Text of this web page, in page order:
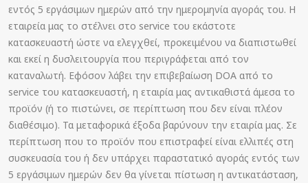
εντός 5 εργάσιμων ημερών από την ημερομηνία αγοράς του. Η
εταιρεία μας το στέλνει στο service του εκάστοτε
κατασκευαστή ώστε να ελεγχθεί, προκειμένου να διαπιστωθεί
και εκεί η δυσλειτουργία που περιγράφεται από τον
καταναλωτή. Εφόσον λάβει την επιβεβαίωση DOA από το
service του κατασκευαστή, η εταιρία μας αντικαθιστά άμεσα το
προϊόν (ή το πιστώνει, σε περίπτωση που δεν είναι πλέον
διαθέσιμο). Τα μεταφορικά έξοδα βαρύνουν την εταιρία μας. Σε
περίπτωση που το προϊόν που επιστραφεί είναι ελλιπές στη
συσκευασία του ή δεν υπάρχει παραστατικό αγοράς εντός των
5 εργάσιμων ημερών δεν θα γίνεται πίστωση η αντικατάσταση,